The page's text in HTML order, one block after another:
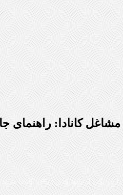
مشاغل کانادا: راهنمای
در یکی از شهرهای زیبای کانادا